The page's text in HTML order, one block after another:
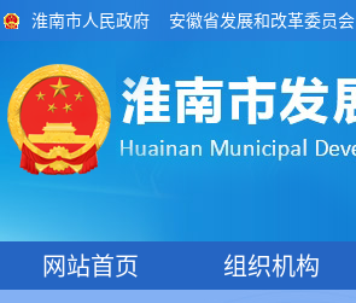
淮南市人民政府 安徽省发展和改革委员会
网站首页 组织机构